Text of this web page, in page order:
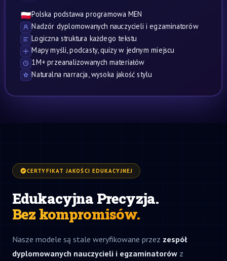
🇵🇱Polska podstawa programowa MEN
Nadzór dyplomowanych nauczycieli i egzaminatorów
Logiczna struktura każdego tekstu
Mapy myśli, podcasty, quizy w jednym miejscu
1M+ przeanalizowanych materiałów
Naturalna narracja, wysoka jakość stylu
CERTYFIKAT JAKOŚCI EDUKACYJNEJ
Edukacyjna Precyzja.
Bez kompromisów.
Nasze modele są stale weryfikowane przez zespół
dyplomowanych nauczycieli i egzaminatorów z